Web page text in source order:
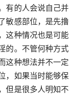
有的人会说自己并
敏感部位，是先撸
这种情况也是可能
的。不管何种方式
这种想法并不一定
，如果当时能够保
但是很多人明知不